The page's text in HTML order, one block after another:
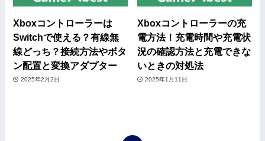
Xboxコントローラーは
Switchで使える？有線無
線どっち？接続方法やボタ
ン配置と変換アダプター
2025年2月2日
Xboxコントローラーの充
電方法！充電時間や充電状
況の確認方法と充電できな
いときの対処法
2025年1月11日